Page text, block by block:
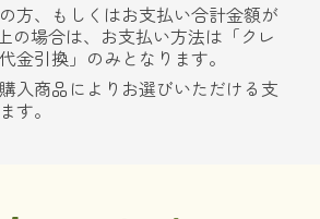
方、もしくはお支払い合計金額が
の場合は、お支払い方法は「クレ
金引換」のみとなります。
入商品によりお選びいただける支
す。